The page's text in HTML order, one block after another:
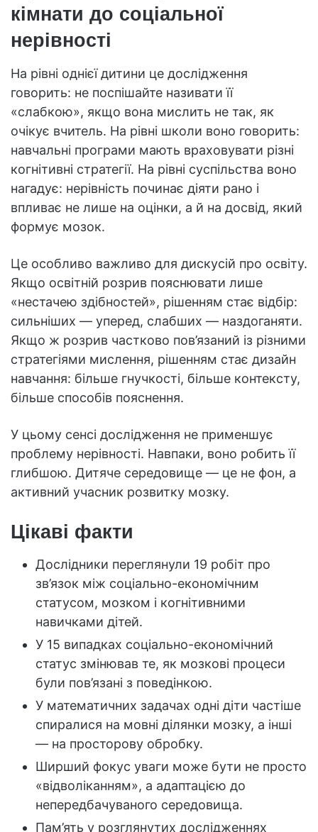
кімнати до соціальної
нерівності
На рівні однієї дитини це дослідження
говорить: не поспішайте називати її
«слабкою», якщо вона мислить не так, як
очікує вчитель. На рівні школи воно говорить:
навчальні програми мають враховувати різні
когнітивні стратегії. На рівні суспільства воно
нагадує: нерівність починає діяти рано і
впливає не лише на оцінки, а й на досвід, який
формує мозок.
Це особливо важливо для дискусій про освіту.
Якщо освітній розрив пояснювати лише
«нестачею здібностей», рішенням стає відбір:
сильніших — уперед, слабших — наздоганяти.
Якщо ж розрив частково пов’язаний із різними
стратегіями мислення, рішенням стає дизайн
навчання: більше гнучкості, більше контексту,
більше способів пояснення.
У цьому сенсі дослідження не применшує
проблему нерівності. Навпаки, воно робить її
глибшою. Дитяче середовище — це не фон, а
активний учасник розвитку мозку.
Цікаві факти
Дослідники переглянули 19 робіт про
зв’язок між соціально-економічним
статусом, мозком і когнітивними
навичками дітей.
У 15 випадках соціально-економічний
статус змінював те, як мозкові процеси
були пов’язані з поведінкою.
У математичних задачах одні діти частіше
спиралися на мовні ділянки мозку, а інші
— на просторову обробку.
Ширший фокус уваги може бути не просто
«відволіканням», а адаптацією до
непередбачуваного середовища.
Пам’ять у розглянутих дослідженнях